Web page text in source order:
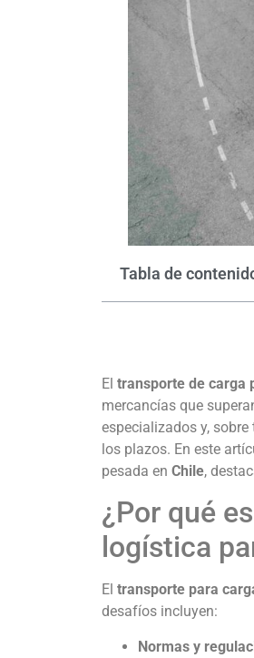
Tabla de
El transporte de carga
mercancías que
especializados y,
los plazos. En este
pesada en Chile,
¿Por qué
logística
El transporte para
desafíos incluyen:
Normas y